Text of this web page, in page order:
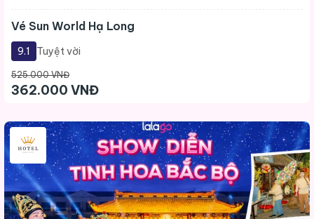
Vé Sun World Hạ Long
9.1 Tuyệt vời
525.000 VNĐ
362.000 VNĐ